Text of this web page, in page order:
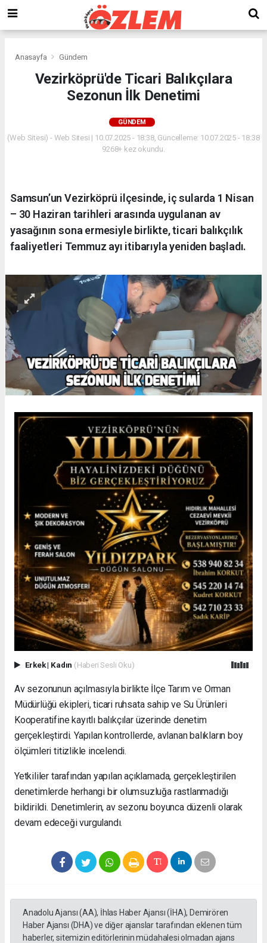
Anasayfa Gündem
Vezirköprü'de Ticari Balıkçılara
Sezonun İlk Denetimi
GÜNDEM
(Web Sitesi) - Web Sitesi | 10.07.2025 - 18:38, Güncelleme: 10.07.2025 - 18:38
9268+ kez okundu.
Samsun’un Vezirköprü ilçesinde, iç sularda 1 Nisan
– 30 Haziran tarihleri arasında uygulanan av
yasağının sona ermesiyle birlikte, ticari balıkçılık
faaliyetleri Temmuz ayı itibarıyla yeniden başladı.
Erkek| Kadın (Haberi Sesli Oku)
Av sezonunun açılmasıyla birlikte İlçe Tarım ve Orman
Müdürlüğü ekipleri, ticari ruhsata sahip ve Su Ürünleri
Kooperatifine kayıtlı balıkçılar üzerinde denetim
gerçekleştirdi. Yapılan kontrollerde, avlanan balıkların boy
ölçümleri titizlikle incelendi.
Yetkililer tarafından yapılan açıklamada, gerçekleştirilen
denetimlerde herhangi bir olumsuzluğa rastlanmadığı
bildirildi. Denetimlerin, av sezonu boyunca düzenli olarak
devam edeceği vurgulandı.
Anadolu Ajansı (AA), İhlas Haber Ajansı (İHA), Demirören
Haber Ajansı (DHA) ve diğer ajanslar tarafından eklenen tüm
haberler, sitemizin editörlerinin müdahalesi olmadan ajans